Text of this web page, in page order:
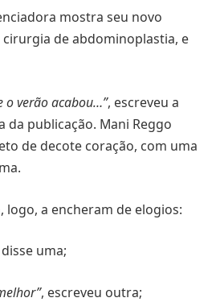
mostra seu novo
de abdominoplastia, e
o verão acabou…”, escreveu a
da publicação. Mani Reggo
de decote coração, com uma
logo, a encheram de elogios:
uma;
, escreveu outra;